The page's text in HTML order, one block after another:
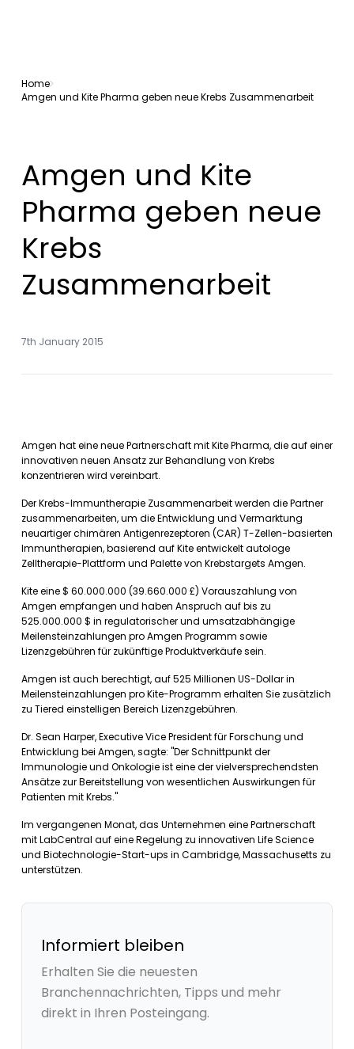
Home
Amgen und Kite Pharma geben neue Krebs Zusammenarbeit
Amgen und Kite
Pharma geben neue
Krebs
Zusammenarbeit
7th January 2015
Amgen hat eine neue Partnerschaft mit Kite Pharma, die auf einer
innovativen neuen Ansatz zur Behandlung von Krebs
konzentrieren wird vereinbart.
Der Krebs-Immuntherapie Zusammenarbeit werden die Partner
zusammenarbeiten, um die Entwicklung und Vermarktung
neuartiger chimären Antigenrezeptoren (CAR) T-Zellen-basierten
Immuntherapien, basierend auf Kite entwickelt autologe
Zelltherapie-Plattform und Palette von Krebstargets Amgen.
Kite eine $ 60.000.000 (39.660.000 £) Vorauszahlung von
Amgen empfangen und haben Anspruch auf bis zu
525.000.000 $ in regulatorischer und umsatzabhängige
Meilensteinzahlungen pro Amgen Programm sowie
Lizenzgebühren für zukünftige Produktverkäufe sein.
Amgen ist auch berechtigt, auf 525 Millionen US-Dollar in
Meilensteinzahlungen pro Kite-Programm erhalten Sie zusätzlich
zu Tiered einstelligen Bereich Lizenzgebühren.
Dr. Sean Harper, Executive Vice President für Forschung und
Entwicklung bei Amgen, sagte: "Der Schnittpunkt der
Immunologie und Onkologie ist eine der vielversprechendsten
Ansätze zur Bereitstellung von wesentlichen Auswirkungen für
Patienten mit Krebs."
Im vergangenen Monat, das Unternehmen eine Partnerschaft
mit LabCentral auf eine Regelung zu innovativen Life Science
und Biotechnologie-Start-ups in Cambridge, Massachusetts zu
unterstützen.
Informiert bleiben
Erhalten Sie die neuesten
Branchennachrichten, Tipps und mehr
direkt in Ihren Posteingang.